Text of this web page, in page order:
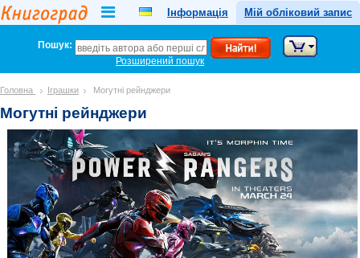
Інформація Мій обліковий запис
Пошук:
Розширений пошук
Головна Іграшки Могутні рейнджери
Могутні рейнджери